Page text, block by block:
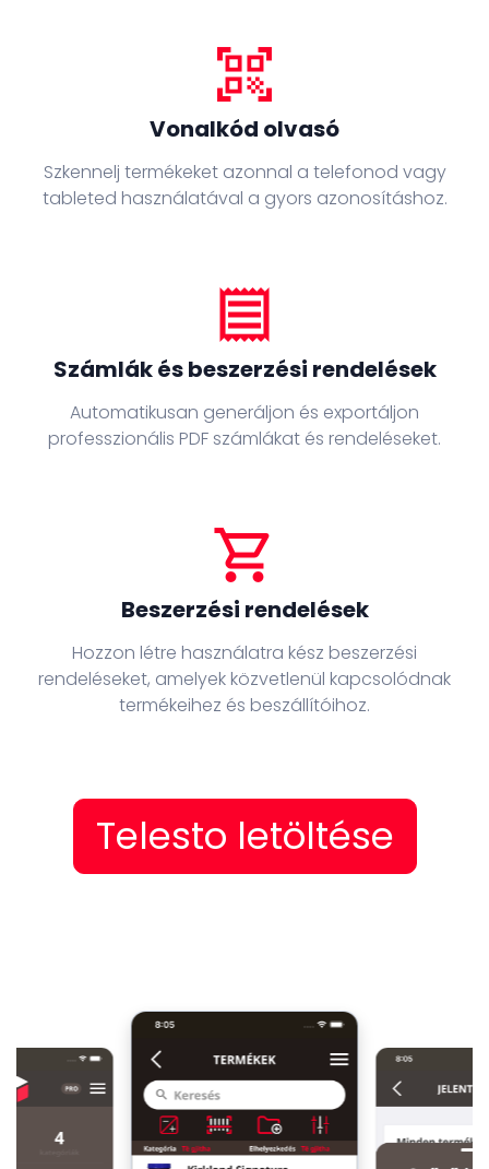
qr_code_scanner
Vonalkód olvasó
Szkennelj termékeket azonnal a telefonod vagy
tableted használatával a gyors azonosításhoz.
receipt
Számlák és beszerzési rendelések
Automatikusan generáljon és exportáljon
professzionális PDF számlákat és rendeléseket.
shopping_cart
Beszerzési rendelések
Hozzon létre használatra kész beszerzési
rendeléseket, amelyek közvetlenül kapcsolódnak
termékeihez és beszállítóihoz.
Telesto letöltése